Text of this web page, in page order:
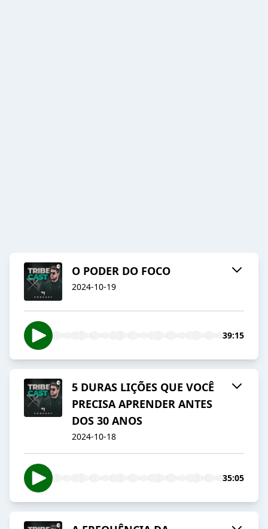
O PODER DO FOCO
2024-10-19
39:15
5 DURAS LIÇÕES QUE VOCÊ
PRECISA APRENDER ANTES
DOS 30 ANOS
2024-10-18
35:05